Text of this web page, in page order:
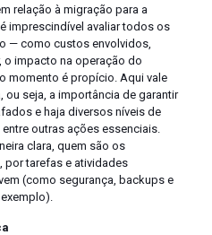
relação à migração para a
imprescindível avaliar todos os
— como custos envolvidos,
o impacto na operação do
momento é propício. Aqui vale
ou seja, a importância de garantir
e haja diversos níveis de
outras ações essenciais.
clara, quem são os
por tarefas e atividades
(como segurança, backups e